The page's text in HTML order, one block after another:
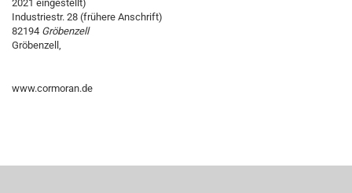
2021 eingestellt)
Industriestr. 28 (frühere Anschrift)
82194 Gröbenzell
Gröbenzell,
www.cormoran.de